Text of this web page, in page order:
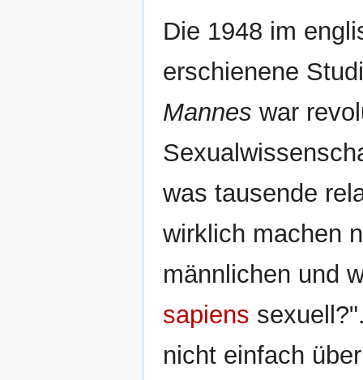
Die 1948 im
erschienene
Mannes war
was tausende
wirklich machen
männlichen und
sapiens
nicht einfach